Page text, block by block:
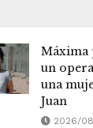
Máxima
un
una
Juan
2026/